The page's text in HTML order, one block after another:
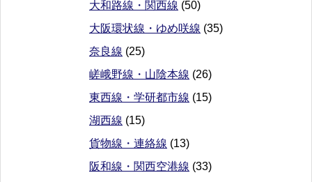
大和路線・関西線 (50)
大阪環状線・ゆめ咲線 (35)
奈良線 (25)
嵯峨野線・山陰本線 (26)
東西線・学研都市線 (15)
湖西線 (15)
貨物線・連絡線 (13)
阪和線・関西空港線 (33)